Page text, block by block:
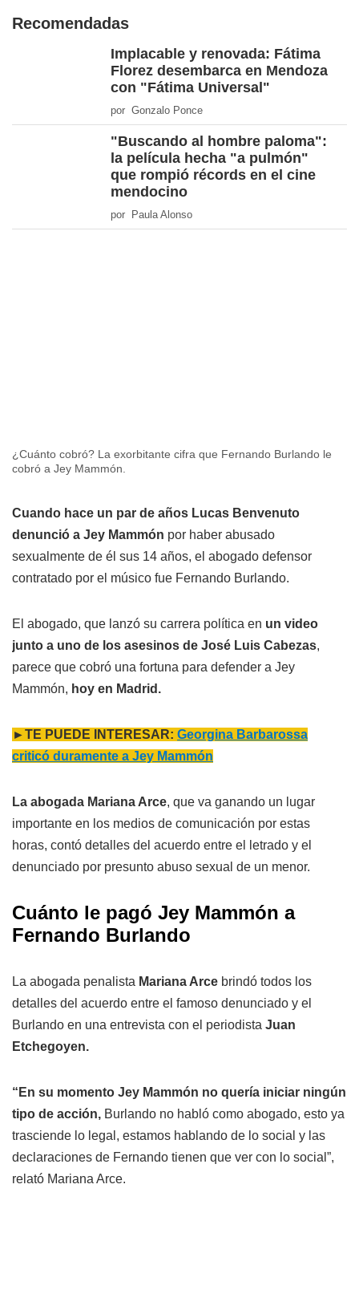
Recomendadas
Implacable y renovada: Fátima
Florez desembarca en Mendoza
con "Fátima Universal"
por Gonzalo Ponce
"Buscando al hombre paloma":
la película hecha "a pulmón"
que rompió récords en el cine
mendocino
por Paula Alonso
¿Cuánto cobró? La exorbitante cifra que Fernando Burlando le
cobró a Jey Mammón.
Cuando hace un par de años Lucas Benvenuto
denunció a Jey Mammón por haber abusado
sexualmente de él sus 14 años, el abogado defensor
contratado por el músico fue Fernando Burlando.
El abogado, que lanzó su carrera política en un video
junto a uno de los asesinos de José Luis Cabezas,
parece que cobró una fortuna para defender a Jey
Mammón, hoy en Madrid.
►TE PUEDE INTERESAR: Georgina Barbarossa
criticó duramente a Jey Mammón
La abogada Mariana Arce, que va ganando un lugar
importante en los medios de comunicación por estas
horas, contó detalles del acuerdo entre el letrado y el
denunciado por presunto abuso sexual de un menor.
Cuánto le pagó Jey Mammón a
Fernando Burlando
La abogada penalista Mariana Arce brindó todos los
detalles del acuerdo entre el famoso denunciado y el
Burlando en una entrevista con el periodista Juan
Etchegoyen.
“En su momento Jey Mammón no quería iniciar ningún
tipo de acción, Burlando no habló como abogado, esto ya
trasciende lo legal, estamos hablando de lo social y las
declaraciones de Fernando tienen que ver con lo social”,
relató Mariana Arce.